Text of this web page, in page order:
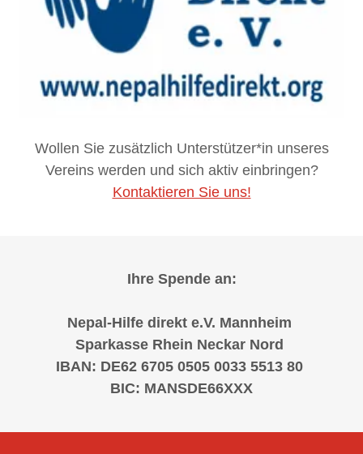
Wollen Sie zusätzlich Unterstützer*in unseres
Vereins werden und sich aktiv einbringen?
Kontaktieren Sie uns!
Ihre Spende an:
Nepal-Hilfe direkt e.V. Mannheim
Sparkasse Rhein Neckar Nord
IBAN: DE62 6705 0505 0033 5513 80
BIC: MANSDE66XXX